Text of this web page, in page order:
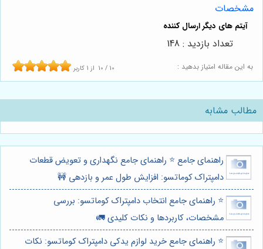
مشخصات
به این مقاله امتیاز بدهید : 10 / 10 از 1 کاربر
تعداد بازدید : 148
مطالب مشابه
راهنمای جامع ⭐️ راهنمای جامع نگهداری و تعویض قطعات
دامپتراک کوماتسو: افزایش طول عمر و بازدهی 🚧
⭐️ راهنمای جامع انتخاب دامپتراک کوماتسو: بررسی
مشخصات، کاربردها و نکات کلیدی 🚛
⭐️ راهنمای جامع خرید لوازم یدکی دامپتراک کوماتسو: نکات